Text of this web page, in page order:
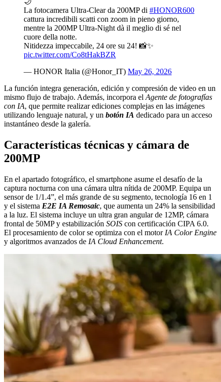
La fotocamera Ultra-Clear da 200MP di #HONOR600
cattura incredibili scatti con zoom in pieno giorno,
mentre la 200MP Ultra-Night dà il meglio di sé nel
cuore della notte.
Nitidezza impeccabile, 24 ore su 24! 📸✨
pic.twitter.com/Co8tHakBZR
— HONOR Italia (@Honor_IT) May 26, 2026
La función integra generación, edición y compresión de video en un
mismo flujo de trabajo. Además, incorpora el Agente de fotografías
con IA, que permite realizar ediciones complejas en las imágenes
utilizando lenguaje natural, y un botón IA dedicado para un acceso
instantáneo desde la galería.
Características técnicas y cámara de
200MP
En el apartado fotográfico, el smartphone asume el desafío de la
captura nocturna con una cámara ultra nítida de 200MP. Equipa un
sensor de 1/1.4”, el más grande de su segmento, tecnología 16 en 1
y el sistema E2E IA Remosaic, que aumenta un 24% la sensibilidad
a la luz. El sistema incluye un ultra gran angular de 12MP, cámara
frontal de 50MP y estabilización SOIS con certificación CIPA 6.0.
El procesamiento de color se optimiza con el motor IA Color Engine
y algoritmos avanzados de IA Cloud Enhancement.